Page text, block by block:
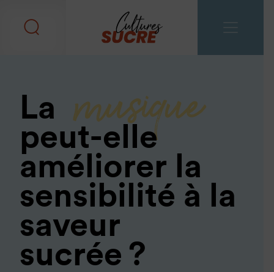
La musique
peut-elle
améliorer la
sensibilité à la
saveur
sucrée ?